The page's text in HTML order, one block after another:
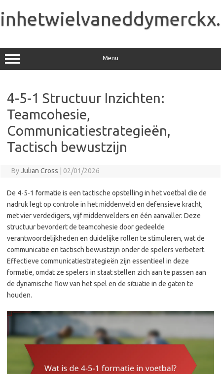
content
Menu
4-5-1 Structuur Inzichten:
Teamcohesie,
Communicatiestrategieën,
Tactisch bewustzijn
ByJulian Cross 02/01/2026
De 4-5-1 formatie is een tactische opstelling in het voetbal die de
nadruk legt op controle in het middenveld en defensieve kracht,
met vier verdedigers, vijf middenvelders en één aanvaller. Deze
structuur bevordert de teamcohesie door gedeelde
verantwoordelijkheden en duidelijke rollen te stimuleren, wat de
communicatie en tactisch bewustzijn onder de spelers verbetert.
Effectieve communicatiestrategieën zijn essentieel in deze
formatie, omdat ze spelers in staat stellen zich aan te passen aan
de dynamische flow van het spel en de situatie in de gaten te
houden.